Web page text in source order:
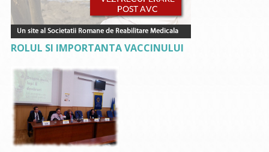
ROLUL SI IMPORTANTA VACCINULUI